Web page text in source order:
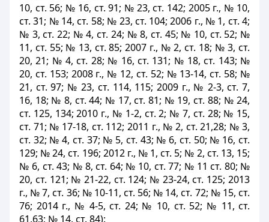
10, ст. 56; № 16, ст. 91; № 23, ст. 142; 2005 г., № 10,
ст. 31; № 14, ст. 58; № 23, ст. 104; 2006 г., № 1, ст. 4;
№ 3, ст. 22; № 4, ст. 24; № 8, ст. 45; № 10, ст. 52; №
11, ст. 55; № 13, ст. 85; 2007 г., № 2, ст. 18; № 3, ст.
20, 21; № 4, ст. 28; № 16, ст. 131; № 18, ст. 143; №
20, ст. 153; 2008 г., № 12, ст. 52; № 13-14, ст. 58; №
21, ст. 97; № 23, ст. 114, 115; 2009 г., № 2-3, ст. 7,
16, 18; № 8, ст. 44; № 17, ст. 81; № 19, ст. 88; № 24,
ст. 125, 134; 2010 г., № 1-2, ст. 2; № 7, ст. 28; № 15,
ст. 71; № 17-18, ст. 112; 2011 г., № 2, ст. 21,28; № 3,
ст. 32; № 4, ст. 37; № 5, ст. 43; № 6, ст. 50; № 16, ст.
129; № 24, ст. 196; 2012 г., № 1, ст. 5; № 2, ст. 13, 15;
№ 6, ст. 43; № 8, ст. 64; № 10, ст. 77; № 11 ст. 80; №
20, ст. 121; № 21-22, ст. 124; № 23-24, ст. 125; 2013
г., № 7, ст. 36; № 10-11, ст. 56; № 14, ст. 72; № 15, ст.
76; 2014 г., № 4-5, ст. 24; № 10, ст. 52; № 11, ст.
61,63; № 14, ст. 84):